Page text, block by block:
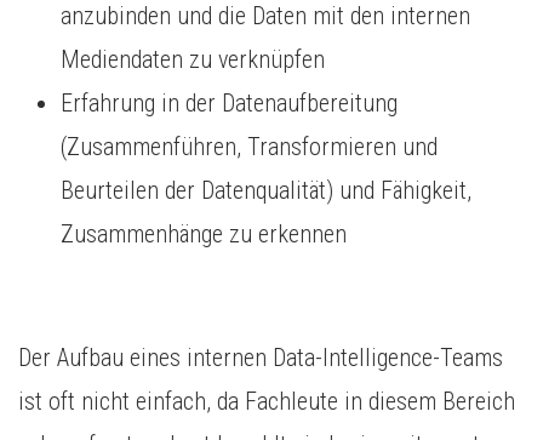
anzubinden und die Daten mit den internen
Mediendaten zu verknüpfen
Erfahrung in der Datenaufbereitung
(Zusammenführen, Transformieren und
Beurteilen der Datenqualität) und Fähigkeit,
Zusammenhänge zu erkennen
Der Aufbau eines internen Data-Intelligence-Teams
ist oft nicht einfach, da Fachleute in diesem Bereich